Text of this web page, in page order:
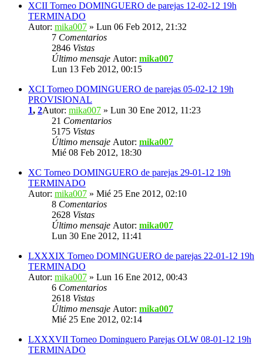
XCII Torneo DOMINGUERO de parejas 12-02-12 19h
TERMINADO
Autor: mika007 » Lun 06 Feb 2012, 21:32
7 Comentarios
2846 Vistas
Último mensaje Autor: mika007
Lun 13 Feb 2012, 00:15
XCI Torneo DOMINGUERO de parejas 05-02-12 19h
PROVISIONAL
1, 2Autor: mika007 » Lun 30 Ene 2012, 11:23
21 Comentarios
5175 Vistas
Último mensaje Autor: mika007
Mié 08 Feb 2012, 18:30
XC Torneo DOMINGUERO de parejas 29-01-12 19h
TERMINADO
Autor: mika007 » Mié 25 Ene 2012, 02:10
8 Comentarios
2628 Vistas
Último mensaje Autor: mika007
Lun 30 Ene 2012, 11:41
LXXXIX Torneo DOMINGUERO de parejas 22-01-12 19h
TERMINADO
Autor: mika007 » Lun 16 Ene 2012, 00:43
6 Comentarios
2618 Vistas
Último mensaje Autor: mika007
Mié 25 Ene 2012, 02:14
LXXXVII Torneo Dominguero Parejas OLW 08-01-12 19h
TERMINADO